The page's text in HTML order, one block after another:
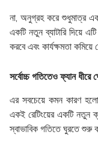
না, অনুগ্রহ করে শুধুমাত্র একই
একটি নতুন ব্যাটারি দিয়ে
করবে এবং কার্যক্ষমতা কমিয়ে
সর্বোচ্চ গতিতেও ফ্যান ধীরে
এর সবচেয়ে কমন কারণ হলো
একই রেটিংয়ের একটি নতুন
স্বাভাবিক গতিতে ঘুরতে শুরু